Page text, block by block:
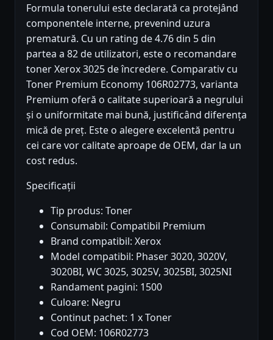
Formula tonerului este declarată ca protejând
componentele interne, prevenind uzura
prematură. Cu un rating de 4.76 din 5 din
partea a 82 de utilizatori, este o recomandare
toner Xerox 3025 de încredere. Comparativ cu
Toner Premium Economy 106R02773, varianta
Premium oferă o calitate superioară a negrului
și o uniformitate mai bună, justificând diferența
mică de preț. Este o alegere excelentă pentru
cei care vor calitate aproape de OEM, dar la un
cost redus.
Specificații
Tip produs: Toner
Consumabil: Compatibil Premium
Brand compatibil: Xerox
Model compatibil: Phaser 3020, 3020V,
3020BI, WC 3025, 3025V, 3025BI, 3025NI
Randament pagini: 1500
Culoare: Negru
Continut pachet: 1 x Toner
Cod OEM: 106R02773